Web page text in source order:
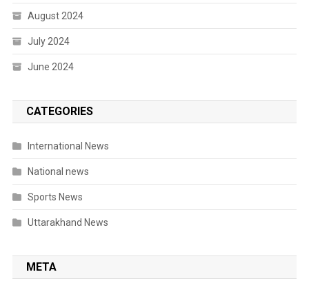
August 2024
July 2024
June 2024
CATEGORIES
International News
National news
Sports News
Uttarakhand News
META